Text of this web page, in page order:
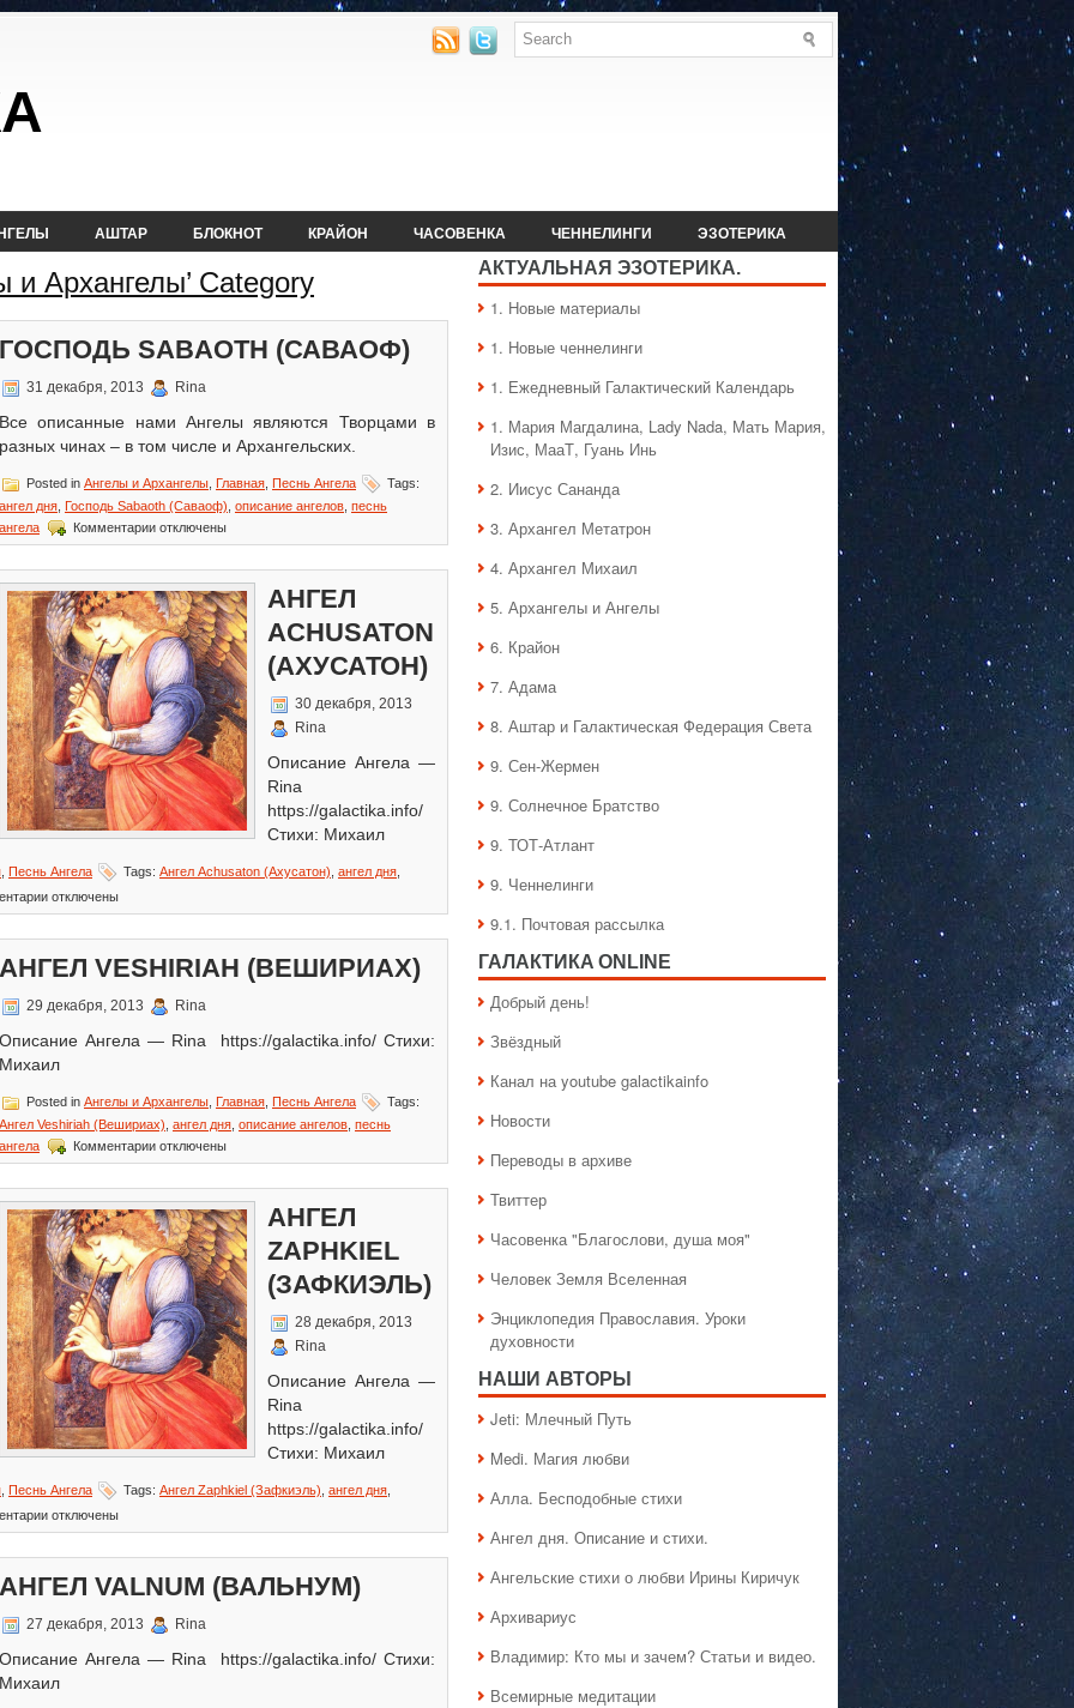
АШТАР БЛОКНОТ КРАЙОН ЧАСОВЕНКА ЧЕННЕЛИНГИ ЭЗОТЕРИКА
и Архангелы’ Category
ГОСПОДЬ SABAOTH (САВАОФ)
31 декабря, 2013 Rina
Все описанные нами Ангелы являются Творцами в
разных чинах – в том числе и Архангельских.
Posted in Ангелы и Архангелы Главная Песнь Ангела
Tags:
ангел дня Господь Sabaoth (Саваоф) описание ангелов песнь
ангела
Комментариик
записи
Sabaoth
(Саваоф)
отключены
АНГЕЛ
ACHUSATON
(АХУСАТОН)
30 декабря, 2013
Rina
Описание Ангела —
Rina
https://galactika.info/
Стихи: Михаил
Песнь Ангела Tags: Ангел Achusaton (Ахусатон) ангел дня
к
записи
(Ахусатон)
отключены
АНГЕЛ VESHIRIAH (ВЕШИРИАХ)
29 декабря, 2013 Rina
Описание Ангела — Rina https://galactika.info/ Стихи:
Михаил
Posted in Ангелы и Архангелы Главная Песнь Ангела
Tags:
Ангел Veshiriah (Вешириах) ангел дня описание ангелов песнь
ангела
Комментариик
записи
Veshiriah
(Вешириах)
отключены
АНГЕЛ
ZAPHKIEL
(ЗАФКИЭЛЬ)
28 декабря, 2013
Rina
Описание Ангела —
Rina
https://galactika.info/
Стихи: Михаил
Песнь Ангела Tags: Ангел Zaphkiel (Зафкиэль) ангел дня
к
записи
(Зафкиэль)
отключены
АНГЕЛ VALNUM (ВАЛЬНУМ)
27 декабря, 2013 Rina
Описание Ангела — Rina https://galactika.info/ Стихи:
Михаил
АКТУАЛЬНАЯ ЭЗОТЕРИКА.
1. Hовые материалы
1. Hовые ченнелинги
1. Ежедневный Галактический Календарь
1. Мария Магдалина, Lady Nada, Мать Мария,
Изис, МааТ, Гуань Инь
2. Иисус Сананда
3. Архангел Метатрон
4. Архангел Михаил
5. Архангелы и Ангелы
6. Крайон
7. Адама
8. Аштар и Галактическая Федерация Света
9. Сен-Жермен
9. Солнечное Братство
9. ТОТ-Атлант
9. Ченнелинги
9.1. Почтовая рассылка
ГАЛАКТИКA ONLINE
Добрый день!
Звёздный
Канал на youtube galactikainfo
Новости
Переводы в архиве
Твиттер
Часовенка "Благослови, душа моя"
Человек Земля Вселенная
Энциклопедия Православия. Уроки
духовности
НАШИ АВТОРЫ
Jeti: Млечный Путь
Medi. Магия любви
Алла. Бесподобные стихи
Ангел дня. Описание и стихи.
Ангельские стихи о любви Ирины Киричук
Архивариус
Владимир: Кто мы и зачем? Статьи и видео.
Всемирные медитации